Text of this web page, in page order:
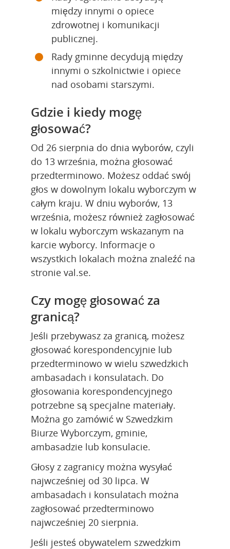
między innymi o opiece
zdrowotnej i komunikacji
publicznej.
Rady gminne decydują między
innymi o szkolnictwie i opiece
nad osobami starszymi.
Gdzie i kiedy mogę
głosować?
Od 26 sierpnia do dnia wyborów, czyli
do 13 września, można głosować
przedterminowo. Możesz oddać swój
głos w dowolnym lokalu wyborczym w
całym kraju. W dniu wyborów, 13
września, możesz również zagłosować
w lokalu wyborczym wskazanym na
karcie wyborcy. Informacje o
wszystkich lokalach można znaleźć na
stronie val.se.
Czy mogę głosować za
granicą?
Jeśli przebywasz za granicą, możesz
głosować korespondencyjnie lub
przedterminowo w wielu szwedzkich
ambasadach i konsulatach. Do
głosowania korespondencyjnego
potrzebne są specjalne materiały.
Można go zamówić w Szwedzkim
Biurze Wyborczym, gminie,
ambasadzie lub konsulacie.
Głosy z zagranicy można wysyłać
najwcześniej od 30 lipca. W
ambasadach i konsulatach można
zagłosować przedterminowo
najwcześniej 20 sierpnia.
Jeśli jesteś obywatelem szwedzkim